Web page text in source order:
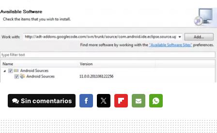
Sin comentarios
MAIL